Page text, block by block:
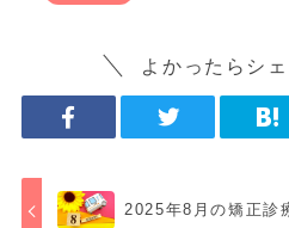
よかったらシェ
2025年8月の矯正診